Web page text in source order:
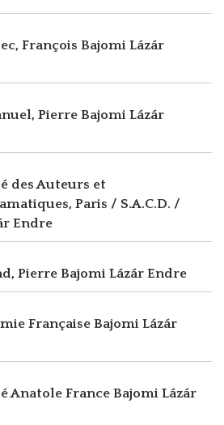
François Bajomi Lázár
Pierre Bajomi Lázár
des Auteurs et
Paris / S.A.C.D. /
Endre
Pierre Bajomi Lázár Endre
Française Bajomi Lázár
Anatole France Bajomi Lázár